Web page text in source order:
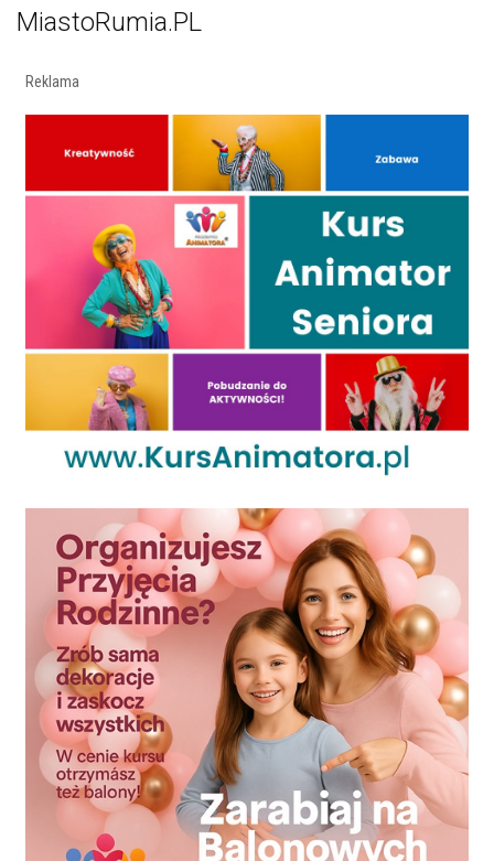
MiastoRumia.PL
Reklama